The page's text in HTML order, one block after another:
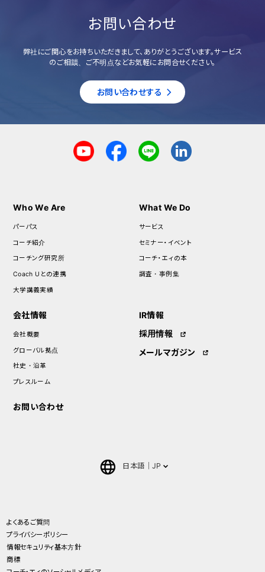
お問い合わせ
弊社にご関心をお持ちいただきまして、ありがとうございます。サービス
のご相談、ご不明点などお気軽にお問合せください。
お問い合わせする
Who We Are
パーパス
コーチ紹介
コーチング研究所
Coach Uとの連携
大学講義実績
What We Do
サービス
セミナー・イベント
コーチ・エィの本
調査・事例集
会社情報
会社概要
グローバル拠点
社史・沿革
プレスルーム
IR情報
採用情報
メールマガジン
お問い合わせ
日本語 JP
よくあるご質問
プライバシーポリシー
情報セキュリティ基本方針
商標